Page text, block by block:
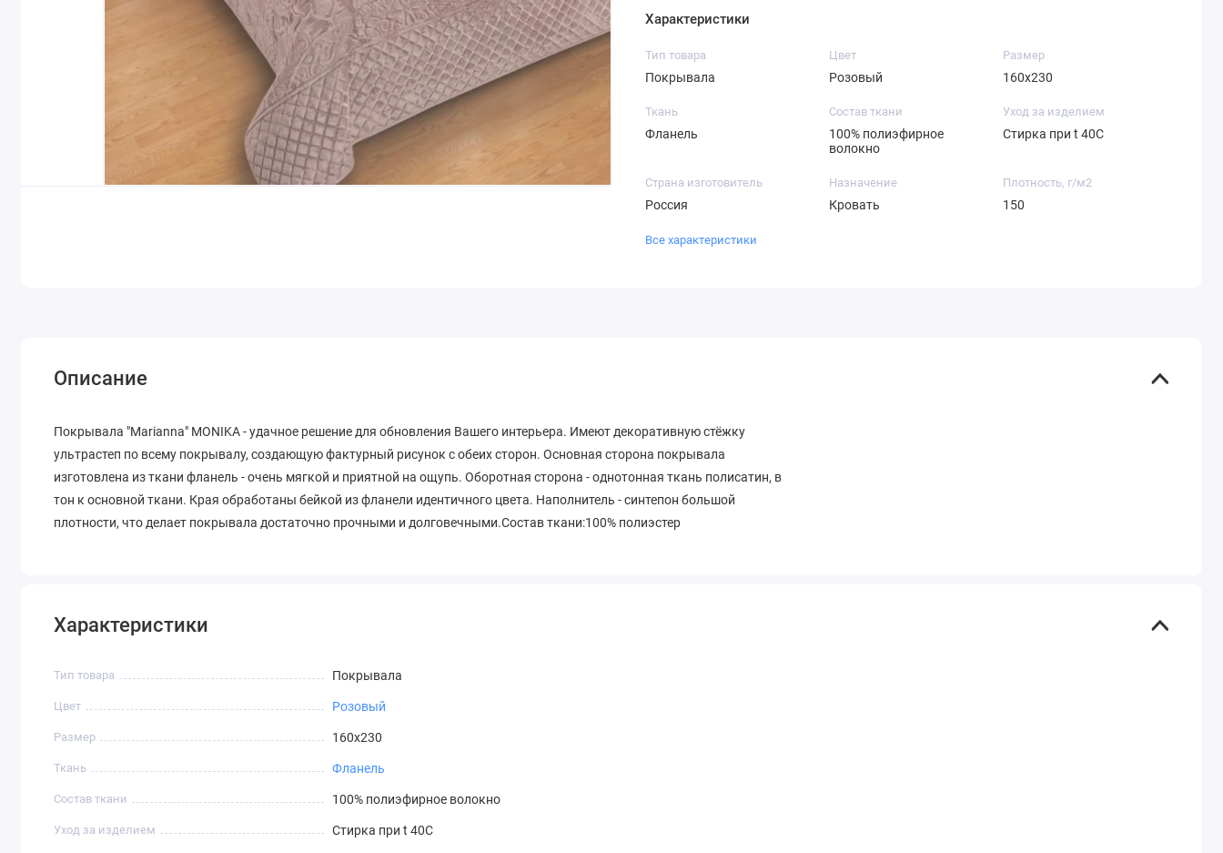
Характеристики
Тип товара
Покрывала
Цвет
Розовый
Размер
160х230
Ткань
Фланель
Состав ткани
100% полиэфирное
волокно
Уход за изделием
Стирка при t 40С
Страна изготовитель
Россия
Назначение
Кровать
Плотность, г/м2
150
Все характеристики
Описание
Покрывала "Marianna" MONIKA - удачное решение для обновления Вашего интерьера. Имеют декоративную стёжку
ультрастеп по всему покрывалу, создающую фактурный рисунок с обеих сторон. Основная сторона покрывала
изготовлена из ткани фланель - очень мягкой и приятной на ощупь. Оборотная сторона - однотонная ткань полисатин, в
тон к основной ткани. Края обработаны бейкой из фланели идентичного цвета. Наполнитель - синтепон большой
плотности, что делает покрывала достаточно прочными и долговечными.Состав ткани:100% полиэстер
Характеристики
Тип товара Покрывала
Цвет Розовый
Размер 160х230
Ткань Фланель
Состав ткани 100% полиэфирное волокно
Уход за изделием Стирка при t 40С